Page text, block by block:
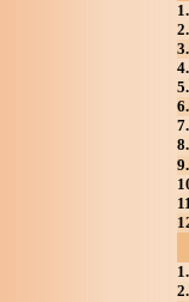
1.
2.
3.
4.
5.
6.
7.
8.
9.
1.
2.